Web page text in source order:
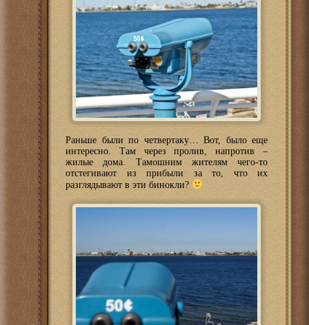
Раньше были по четвертаку… Вот, было еще
интересно. Там через пролив, напротив –
жилые дома. Тамошним жителям чего-то
отстегивают из прибыли за то, что их
разглядывают в эти бинокли?